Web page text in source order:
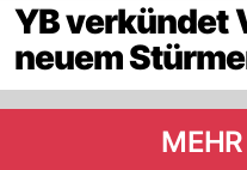
YB verkündet
neuem